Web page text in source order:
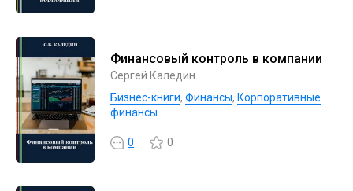
Финансовый контроль в компании
Сергей Каледин
Бизнес-книги, Финансы, Корпоративные
финансы
0 0